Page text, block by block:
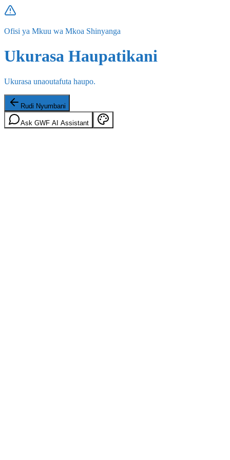
Ofisi ya Mkuu wa Mkoa Shinyanga
Ukurasa Haupatikani
Ukurasa unaoutafuta haupo.
Rudi Nyumbani
Ask GWF AI Assistant